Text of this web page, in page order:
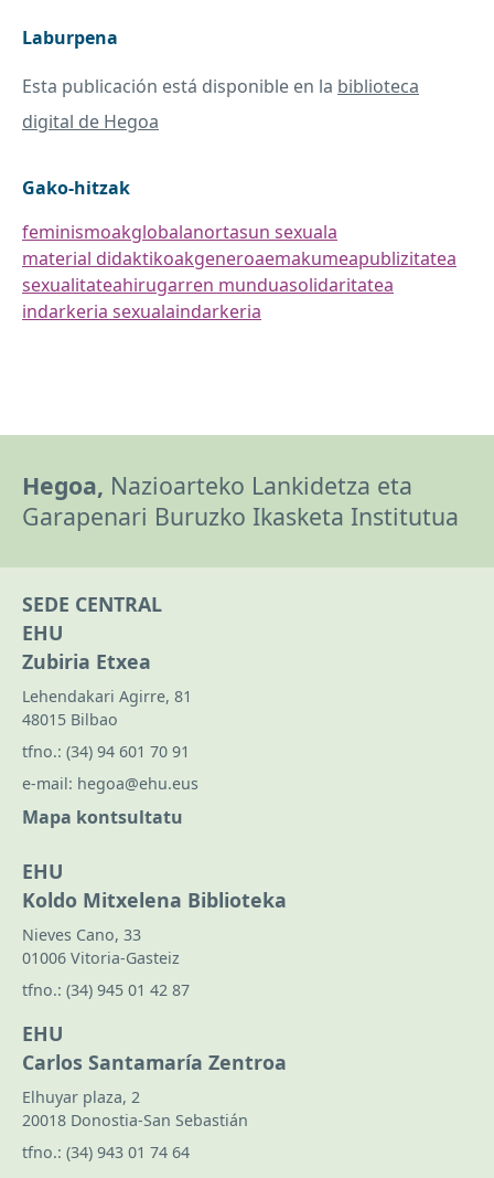
Laburpena
Esta publicación está disponible en la biblioteca
digital de Hegoa
Gako-hitzak
feminismoakglobalanortasun sexuala
material didaktikoakgeneroaemakumeapublizitatea
sexualitateahirugarren munduasolidaritatea
indarkeria sexualaindarkeria
Hegoa, Nazioarteko Lankidetza eta
Garapenari Buruzko Ikasketa Institutua
SEDE CENTRAL
EHU
Zubiria Etxea
Lehendakari Agirre, 81
48015 Bilbao
tfno.: (34) 94 601 70 91
e-mail: hegoa@ehu.eus
Mapa kontsultatu
EHU
Koldo Mitxelena Biblioteka
Nieves Cano, 33
01006 Vitoria-Gasteiz
tfno.: (34) 945 01 42 87
EHU
Carlos Santamaría Zentroa
Elhuyar plaza, 2
20018 Donostia-San Sebastián
tfno.: (34) 943 01 74 64